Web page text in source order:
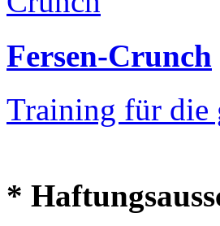
Fersen-Crunch
Training für die
*